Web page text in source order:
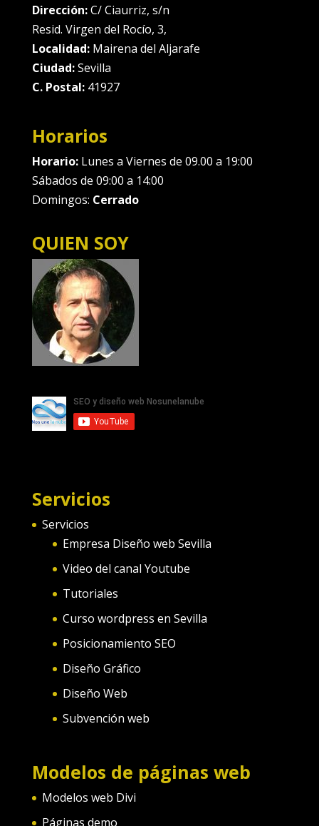
Dirección:C/ Ciaurriz, s/n
Resid. Virgen del Rocío, 3,
Localidad:Mairena del Aljarafe
Ciudad:Sevilla
C. Postal:41927
Horarios
Horario:Lunes a Viernes de 09.00 a 19:00
Sábados de 09:00 a 14:00
Domingos: Cerrado
QUIEN SOY
Servicios
Servicios
Empresa Diseño web Sevilla
Video del canal Youtube
Tutoriales
Curso wordpress en Sevilla
Posicionamiento SEO
Diseño Gráfico
Diseño Web
Subvención web
Modelos de páginas web
Modelos web Divi
Páginas demo